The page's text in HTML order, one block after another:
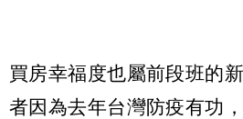
買房幸福度也屬前段班的
者因為去年台灣防疫有功